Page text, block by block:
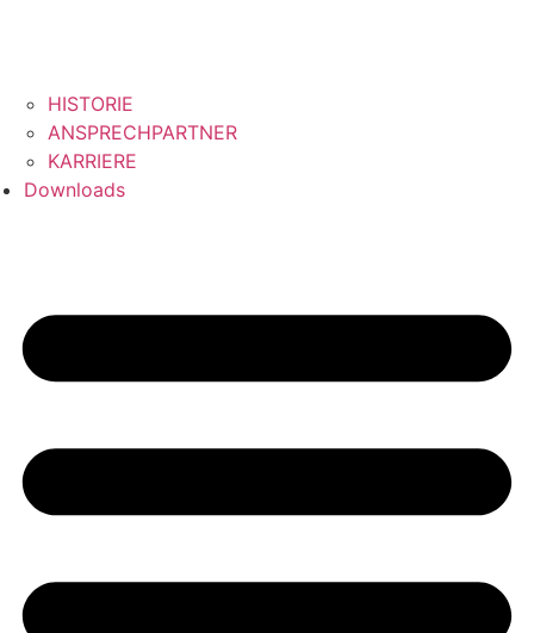
HISTORIE
ANSPRECHPARTNER
KARRIERE
Downloads